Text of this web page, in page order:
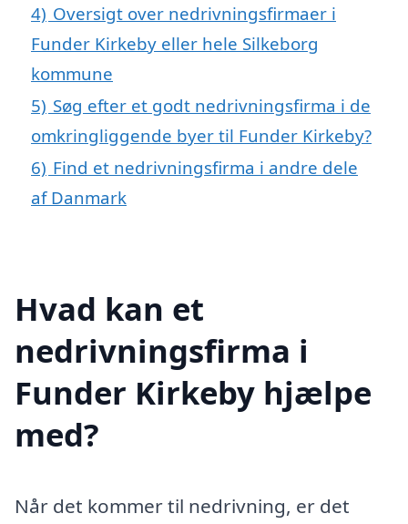
4) Oversigt over nedrivningsfirmaer i
Funder Kirkeby eller hele Silkeborg
kommune
5) Søg efter et godt nedrivningsfirma i de
omkringliggende byer til Funder Kirkeby?
6) Find et nedrivningsfirma i andre dele
af Danmark
Hvad kan et
nedrivningsfirma i
Funder Kirkeby hjælpe
med?
Når det kommer til nedrivning, er det